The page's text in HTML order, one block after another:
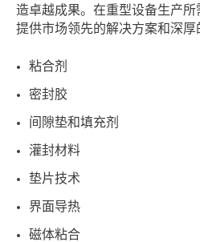
造卓越成果。在重型设备生产
提供市场领先的解决方案和深厚
粘合剂
密封胶
间隙垫和填充剂
灌封材料
垫片技术
界面导热
磁体粘合